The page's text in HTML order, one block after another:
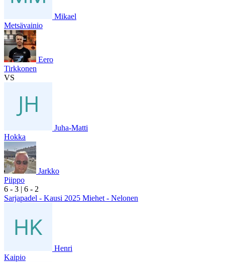
Mikael
Metsävainio
Eero
Tirkkonen
VS
Juha-Matti
Hokka
Jarkko
Piippo
6 - 3 | 6 - 2
Sarjapadel - Kausi 2025 Miehet - Nelonen
Henri
Kaipio